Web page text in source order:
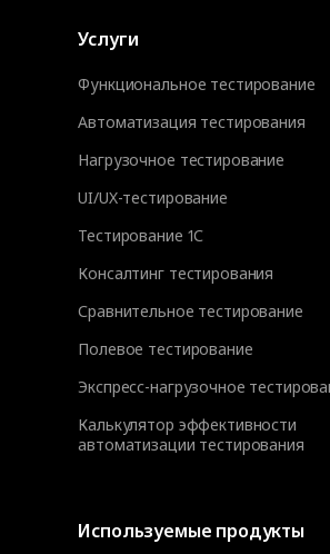
Услуги
Функциональное тестирование
Автоматизация тестирования
Нагрузочное тестирование
UI/UX-тестирование
Тестирование 1С
Консалтинг тестирования
Сравнительное тестирование
Полевое тестирование
Экспресс-нагрузочное
Калькулятор эффективности
автоматизации тестирования
Используемые продукты